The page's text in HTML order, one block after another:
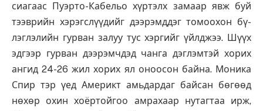
сиагаас Пуэрто-Кабельо хүр­тэлх замаар явж буй
тээврийн хэ­рэгслүүдийг дээрэмддэг томоохон бү­
лэглэлийн гурван залуу тус хэр­гийг үйлджээ. Шүүх
эдгээр гурван дээ­рэмчдэд чанга дэглэмтэй хорих
ангид 24-26 жил хорих ял оноосон байна. Моника
Спир тэр үед Америкт амьдардаг байсан бөгөөд
нөхөр охин хоёртойгоо амрахаар нутагтаа ирж,